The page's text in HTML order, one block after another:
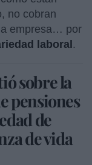
no cobran
empresa… por
laboral.
sobre la
pensiones
de
de vida